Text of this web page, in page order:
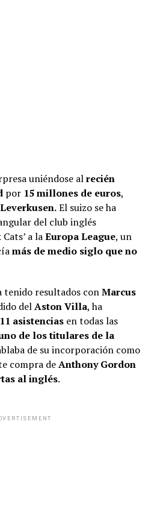
uniéndose alrecién
por 15 millones de euros,
El suizo se ha
del club inglés
a laEuropa League, un
más de medio siglo que no
tenido resultados conMarcus
delAston Villa, ha
asistencias en todas las
de los titulares de la
de su incorporación como
compra deAnthony Gordon
al inglés.